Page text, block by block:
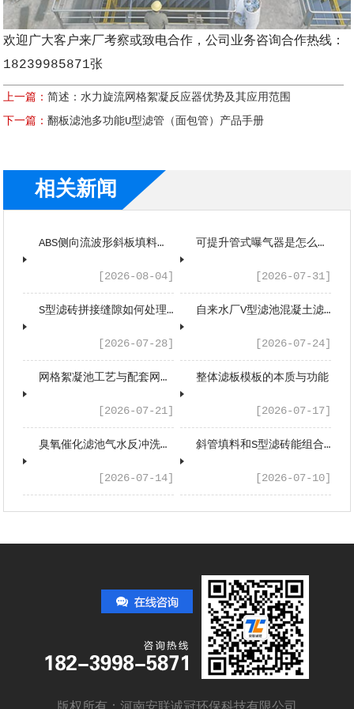
欢迎广大客户来厂考察或致电合作，公司业务咨询合作热线：
18239985871张
上一篇：简述：水力旋流网格絮凝反应器优势及其应用范围
下一篇：翻板滤池多功能U型滤管（面包管）产品手册
相关新闻
ABS侧向流波形斜板填料是什么工作原理？
[2026-08-04]
可提升管式曝气器是怎么工作的？
[2026-07-31]
S型滤砖拼接缝隙如何处理？
[2026-07-28]
自来水厂V型滤池混凝土滤板的工艺应用与性能优势
[2026-07-24]
网格絮凝池工艺与配套网格填料工程应用浅析
[2026-07-21]
整体滤板模板的本质与功能
[2026-07-17]
臭氧催化滤池气水反冲洗系统配套设备有哪些？
[2026-07-14]
斜管填料和S型滤砖能组合应用吗？
[2026-07-10]